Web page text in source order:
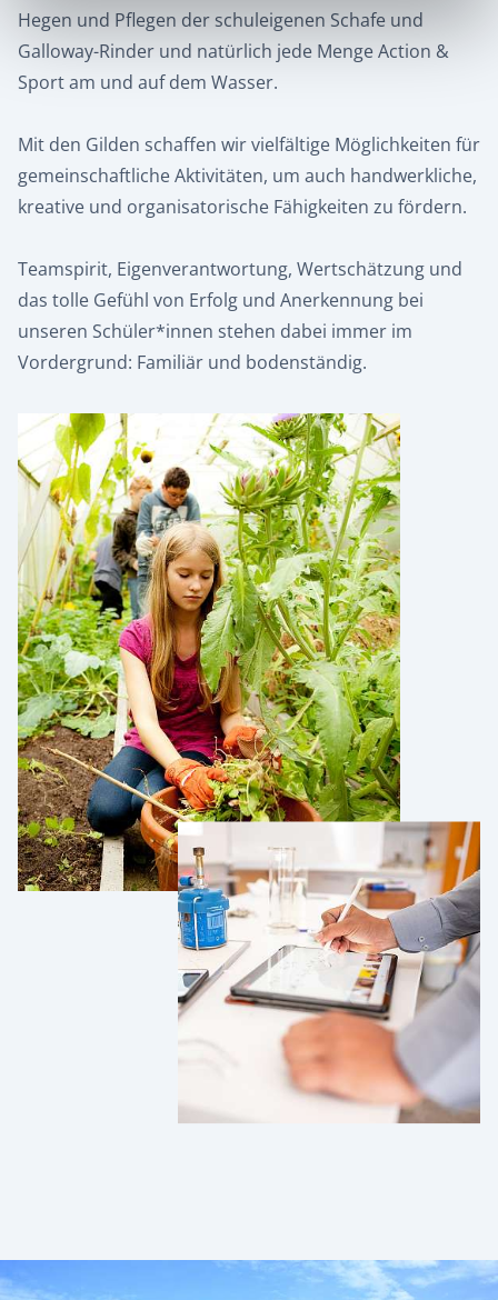
Hegen und Pflegen der schuleigenen Schafe und
Galloway-Rinder und natürlich jede Menge Action &
Sport am und auf dem Wasser.
Mit den Gilden schaffen wir vielfältige Möglichkeiten für
gemeinschaftliche Aktivitäten, um auch handwerkliche,
kreative und organisatorische Fähigkeiten zu fördern.
Teamspirit, Eigenverantwortung, Wertschätzung und
das tolle Gefühl von Erfolg und Anerkennung bei
unseren Schüler*innen stehen dabei immer im
Vordergrund: Familiär und bodenständig.